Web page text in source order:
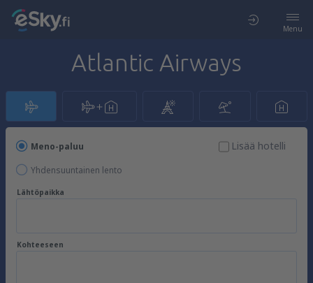
Menu
Atlantic Airways
Meno-paluu
Yhdensuuntainen lento
Lisää hotelli
Lähtöpaikka
Kohteeseen